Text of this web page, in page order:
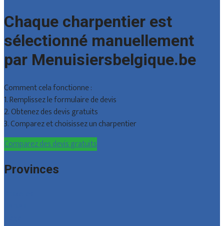
Chaque charpentier est
sélectionné manuellement
par Menuisiersbelgique.be
Comment cela fonctionne :
1. Remplissez le formulaire de devis
2. Obtenez des devis gratuits
3. Comparez et choisissez un charpentier
Comparez des devis gratuits
Provinces